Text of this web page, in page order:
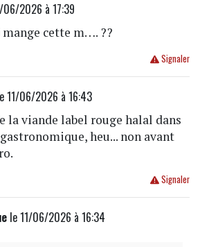
06/2026 à 17:39
cette m…. ??
Signaler
11/06/2026 à 16:43
la viande label rouge halal dans
heu... non avant
Signaler
le 11/06/2026 à 16:34